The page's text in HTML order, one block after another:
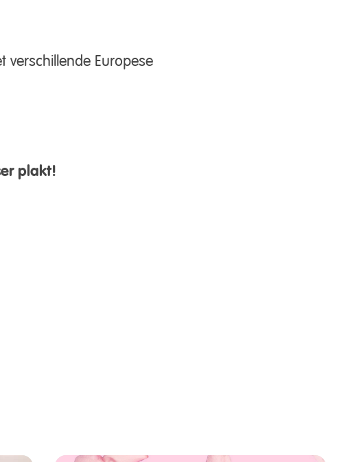
verschillende Europese
plakt!